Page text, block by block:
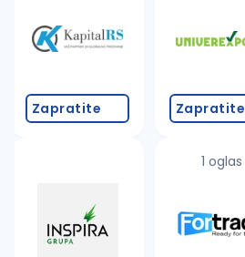
Zapratite Zapratite
1 oglas